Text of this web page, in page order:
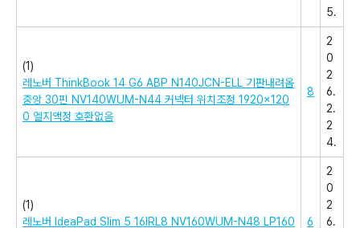
5.
(1)
레노버 ThinkBook 14 G6 ABP N140JCN-ELL 기판내려옴
중앙 30핀 NV140WUM-N44 커넥터 위치조정 1920×120
0 엘지액정 호환없음
8
2
0
2
6.
2.
2
4.
(1)
레노버 IdeaPad Slim 5 16IRL8 NV160WUM-N48 LP160
6
2
0
2
6.